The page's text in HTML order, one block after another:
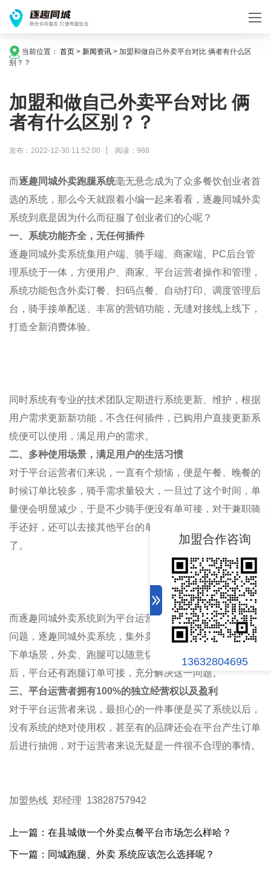
加盟合作咨询
13632804695
当前位置： 首页 > 新闻资讯 > 加盟和做自己外卖平台对比 俩者有什么区
别？？
加盟和做自己外卖平台对比 俩
者有什么区别？？
发布：2022-12-30 11:52:00 阅读：988
而逐趣同城外卖跑腿系统毫无悬念成为了众多餐饮创业者首
选的系统，那么今天就跟着小编一起来看看， 逐趣同城外卖
系统到底是因为什么而征服了创业者们的心呢？
一、系统功能齐全，无任何插件
逐趣同城外卖系统集用户端、骑手端、商家端、 PC后台管
理系统于一体，方便用户、商家、平台运营者操作和管理，
系统功能包含外卖订餐、扫码点餐、自动打印、调度管理后
台，骑手接单配送、丰富的营销功能，无缝对接线上线下，
打造全新消费体验。
同时系统有专业的技术团队定期进行系统更新、维护，根据
用户需求更新新功能，不含任何插件，已购用户直接更新系
统便可以使用，满足用户的需求。
二、多种使用场景，满足用户的生活习惯
对于平台运营者们来说，一直有个烦恼，便是午餐、晚餐的
时候订单比较多，骑手需求量较大，一旦过了这个时间，单
量便会明显减少，于是不少骑手便没有单可接，对于兼职骑
手还好，还可以去接其他平台的单，但是全职骑手就很无奈
了。
而逐趣同城外卖系统则为平台运营者们，很好的解决了这一
问题， 逐趣同城外卖系统，集外卖、跑腿于一体，拥有多种
下单场景，外卖、跑腿可以随意切换，当订单高峰期过了以
后，平台还有跑腿订单可接，充分解决这一问题。
三、平台运营者拥有100%的独立经营权以及盈利
对于平台运营者来说，最担心的一件事便是买了系统以后，
没有系统的绝对使用权，甚至有的品牌还会在平台产生订单
后进行抽佣 ，对于运营者来说无疑是一件很不合理的事情。
加盟热线 郑经理 13828757942
上一篇：在县城做一个外卖点餐平台市场怎么样哈？
下一篇：同城跑腿、外卖 系统应该怎么选择呢？